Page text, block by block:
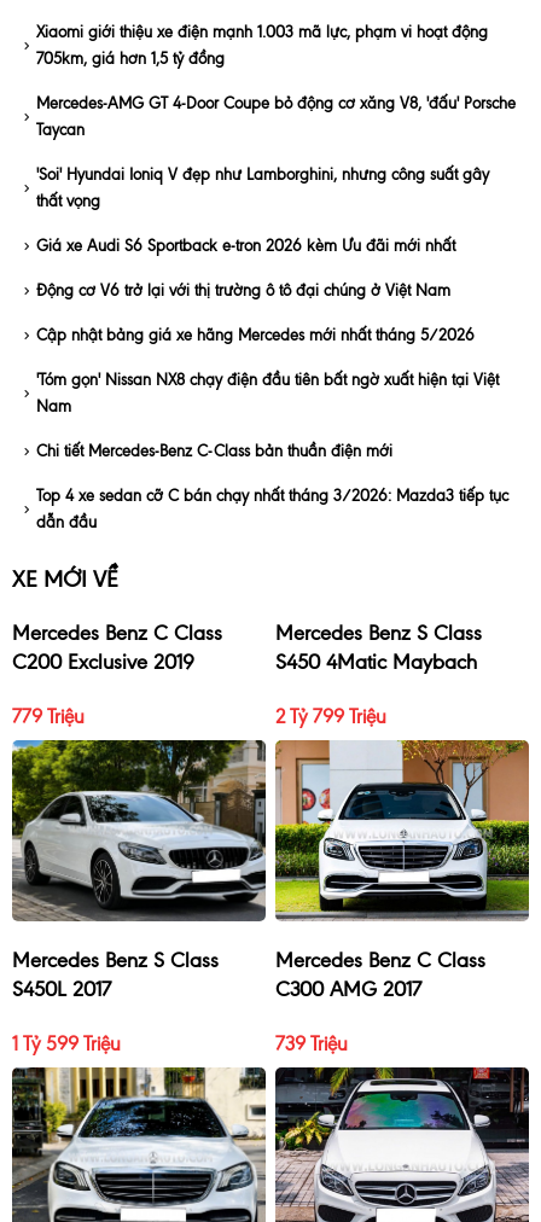
Xiaomi giới thiệu xe điện mạnh 1.003 mã lực, phạm vi hoạt động
705km, giá hơn 1,5 tỷ đồng
Mercedes-AMG GT 4-Door Coupe bỏ động cơ xăng V8, 'đấu' Porsche
Taycan
'Soi' Hyundai Ioniq V đẹp như Lamborghini, nhưng công suất gây
thất vọng
Giá xe Audi S6 Sportback e-tron 2026 kèm Ưu đãi mới nhất
Động cơ V6 trở lại với thị trường ô tô đại chúng ở Việt Nam
Cập nhật bảng giá xe hãng Mercedes mới nhất tháng 5/2026
'Tóm gọn' Nissan NX8 chạy điện đầu tiên bất ngờ xuất hiện tại Việt
Nam
Chi tiết Mercedes-Benz C-Class bản thuần điện mới
Top 4 xe sedan cỡ C bán chạy nhất tháng 3/2026: Mazda3 tiếp tục
dẫn đầu
XE MỚI VỀ
Mercedes Benz C Class
C200 Exclusive 2019
779 Triệu
Mercedes Benz S Class
S450 4Matic Maybach
2 Tỷ 799 Triệu
Mercedes Benz S Class
S450L 2017
1 Tỷ 599 Triệu
Mercedes Benz C Class
C300 AMG 2017
739 Triệu